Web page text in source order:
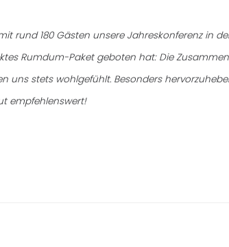
rund 180 Gästen unsere Jahreskonferenz in
Rumdum-Paket geboten hat: Die
stets wohlgefühlt. Besonders
empfehlenswert!